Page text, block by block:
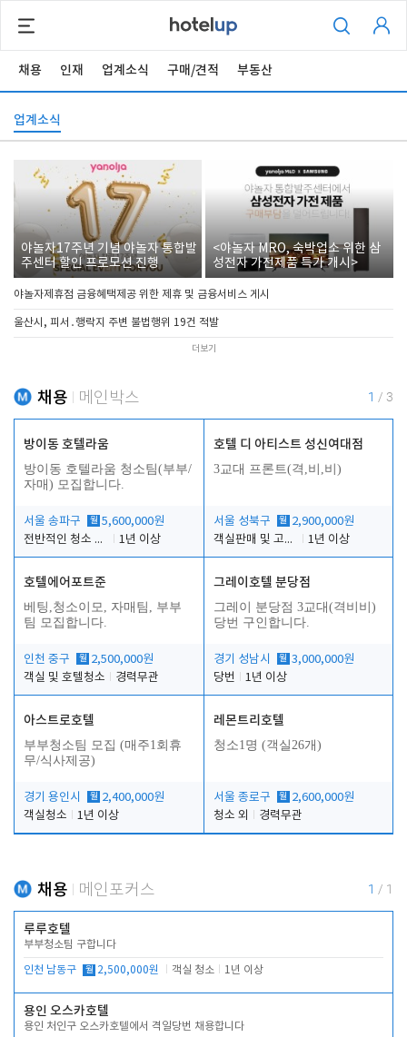
채용 인재 업계소식 구매/견적 부동산
업계소식
야놀자17주년 기념 야놀자 통합발
주센터 할인 프로모션 진행
<야놀자 MRO, 숙박업소 위한 삼
성전자 가전제품 특가 개시>
야놀자제휴점 금융혜택제공 위한 제휴 및 금융서비스 게시
울산시, 피서․행락지 주변 불법행위 19건 적발
더보기
채용 메인박스 1 / 3
방이동 호텔라움
방이동 호텔라움 청소팀(부부/
자매) 모집합니다.
서울 송파구 월 5,600,000원
전반적인 청소 업무(객실청소.객실정리)
1년 이상
호텔 디 아티스트 성신여대점
3교대 프론트(격,비,비)
서울 성북구 월 2,900,000원
객실판매 및 고객응대
1년 이상
호텔에어포트준
베팅,청소이모, 자매팀, 부부
팀 모집합니다.
인천 중구 월 2,500,000원
객실 및 호텔청소
경력무관
그레이호텔 분당점
그레이 분당점 3교대(격비비)
당번 구인합니다.
경기 성남시 월 3,000,000원
당번
1년 이상
아스트로호텔
부부청소팀 모집 (매주1회휴
무/식사제공)
경기 용인시 월 2,400,000원
객실청소
1년 이상
레몬트리호텔
청소1명 (객실26개)
서울 종로구 월 2,600,000원
청소 외
경력무관
채용 메인포커스 1 / 1
루루호텔
부부청소팀 구합니다
인천 남동구 월 2,500,000원 객실 청소 1년 이상
용인 오스카호텔
용인 처인구 오스카호텔에서 격일당번 채용합니다